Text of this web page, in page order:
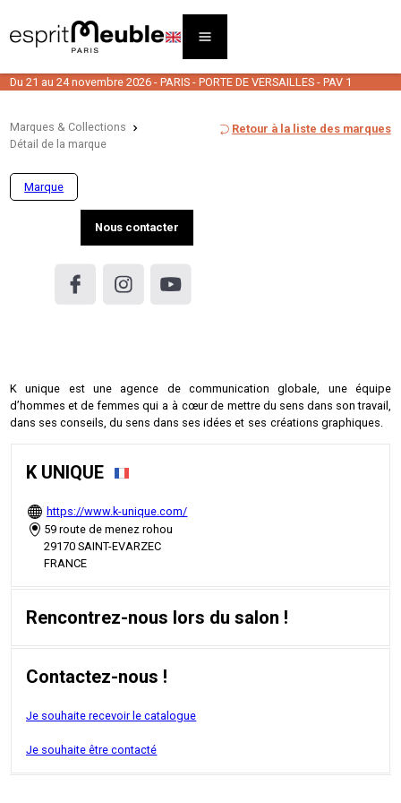
Du 21 au 24 novembre 2026 - PARIS - PORTE DE VERSAILLES - PAV 1
Marques & Collections
Détail de la marque
Retour à la liste des marques
Marque
Nous contacter
K unique est une agence de communication globale, une équipe
d’hommes et de femmes qui a à cœur de mettre du sens dans son travail,
dans ses conseils, du sens dans ses idées et ses créations graphiques.
K UNIQUE
https://www.k-unique.com/
59 route de menez rohou
29170 SAINT-EVARZEC
FRANCE
Rencontrez-nous lors du salon !
Contactez-nous !
Je souhaite recevoir le catalogue
Je souhaite être contacté